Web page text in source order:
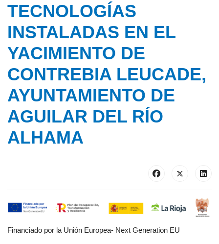
TECNOLOGÍAS
INSTALADAS EN EL
YACIMIENTO DE
CONTREBIA LEUCADE,
AYUNTAMIENTO DE
AGUILAR DEL RÍO
ALHAMA
Financiado por la Unión Europea- Next Generation EU